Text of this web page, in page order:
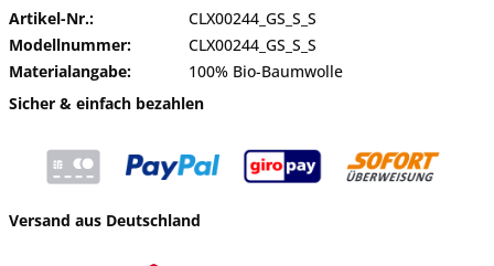
Artikel-Nr.:
CLX00244_GS_S_S
Modellnummer:
CLX00244_GS_S_S
Materialangabe:
100% Bio-Baumwolle
Sicher & einfach bezahlen
Versand aus Deutschland